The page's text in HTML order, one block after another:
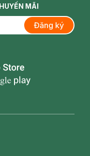
MÃI
Đăng ký
icon